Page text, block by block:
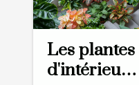
Les plantes
d'intérieur